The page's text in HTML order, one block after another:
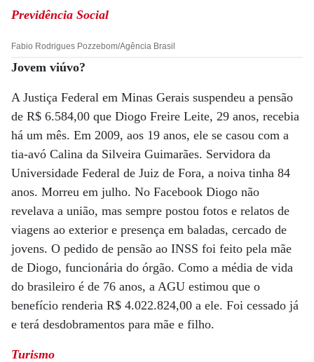
Previdência Social
Fabio Rodrigues Pozzebom/Agência Brasil
Jovem viúvo?
A Justiça Federal em Minas Gerais suspendeu a pensão
de R$ 6.584,00 que Diogo Freire Leite, 29 anos, recebia
há um mês. Em 2009, aos 19 anos, ele se casou com a
tia-avó Calina da Silveira Guimarães. Servidora da
Universidade Federal de Juiz de Fora, a noiva tinha 84
anos. Morreu em julho. No Facebook Diogo não
revelava a união, mas sempre postou fotos e relatos de
viagens ao exterior e presença em baladas, cercado de
jovens. O pedido de pensão ao INSS foi feito pela mãe
de Diogo, funcionária do órgão. Como a média de vida
do brasileiro é de 76 anos, a AGU estimou que o
benefício renderia R$ 4.022.824,00 a ele. Foi cessado já
e terá desdobramentos para mãe e filho.
Turismo